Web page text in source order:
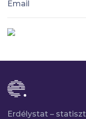
Email
Erdélystat –